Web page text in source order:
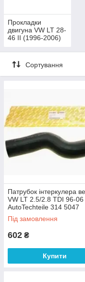
Прокладки
двигуна VW LT 28-
46 II (1996-2006)
Сортування
Патрубок інтеркулера
VW LT 2.5/2.8 TDI 96-06
AutoTechteile 314 5047
Під замовлення
602 ₴
Купити